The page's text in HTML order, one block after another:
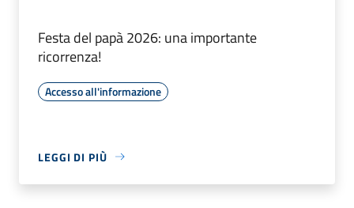
Festa del papà 2026: una importante
ricorrenza!
Accesso all'informazione
LEGGI DI PIÙ